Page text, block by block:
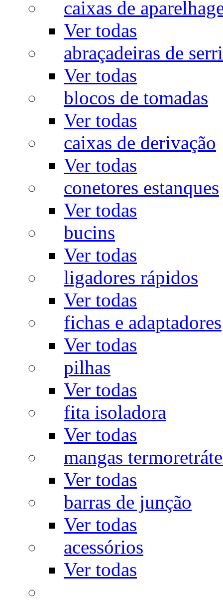
caixas de
Ver todas
abraçadeiras de
Ver todas
blocos de tomadas
Ver todas
caixas de derivação
Ver todas
conetores estanques
Ver todas
bucins
Ver todas
ligadores rápidos
Ver todas
fichas e adaptadores
Ver todas
pilhas
Ver todas
fita isoladora
Ver todas
mangas
Ver todas
barras de junção
Ver todas
acessórios
Ver todas